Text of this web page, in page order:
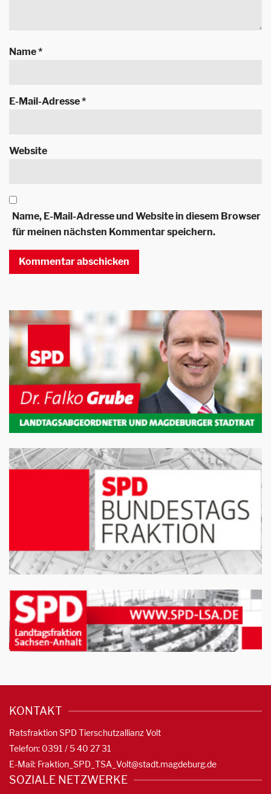
Name*
E-Mail-Adresse*
Website
Name, E-Mail-Adresse und Website in diesem Browser
für meinen nächsten Kommentar speichern.
KONTAKT
Ratsfraktion SPD Tierschutzallianz Volt
Telefon: 0391 / 5 40 27 31
E-Mail: Fraktion_SPD_TSA_Volt@stadt.magdeburg.de
SOZIALE NETZWERKE